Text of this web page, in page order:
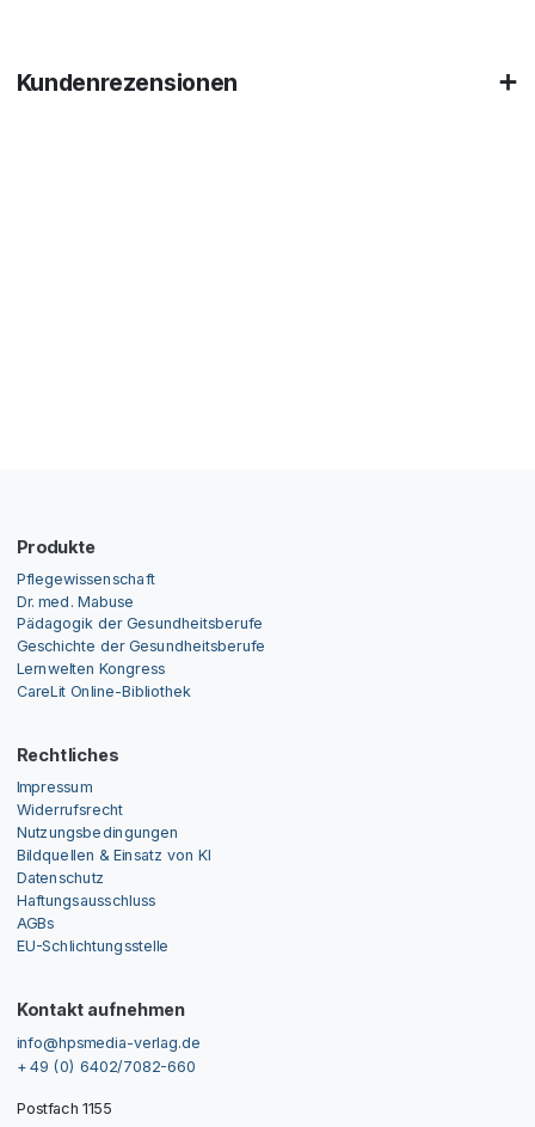
Kundenrezensionen
Produkte
Pflegewissenschaft
Dr. med. Mabuse
Pädagogik der Gesundheitsberufe
Geschichte der Gesundheitsberufe
Lernwelten Kongress
CareLit Online-Bibliothek
Rechtliches
Impressum
Widerrufsrecht
Nutzungsbedingungen
Bildquellen & Einsatz von KI
Datenschutz
Haftungsausschluss
AGBs
EU-Schlichtungsstelle
Kontakt aufnehmen
info@hpsmedia-verlag.de
+ 49 (0) 6402/7082-660
Postfach 1155